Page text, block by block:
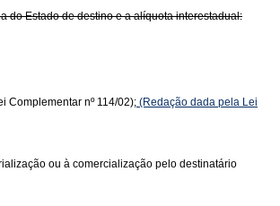
do Estado de destino e a alíquota interestadual:
Complementar nº 114/02); (Redação dada pela Lei
ou à comercialização pelo destinatário